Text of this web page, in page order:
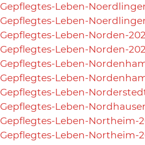
Gepflegtes-Leben-
Gepflegtes-Leben-
Gepflegtes-Leben-Norden-
Gepflegtes-Leben-Norden-
Gepflegtes-Leben-
Gepflegtes-Leben-
Gepflegtes-Leben-
Gepflegtes-Leben-
Gepflegtes-Leben-Northeim-
Gepflegtes-Leben-Northeim-